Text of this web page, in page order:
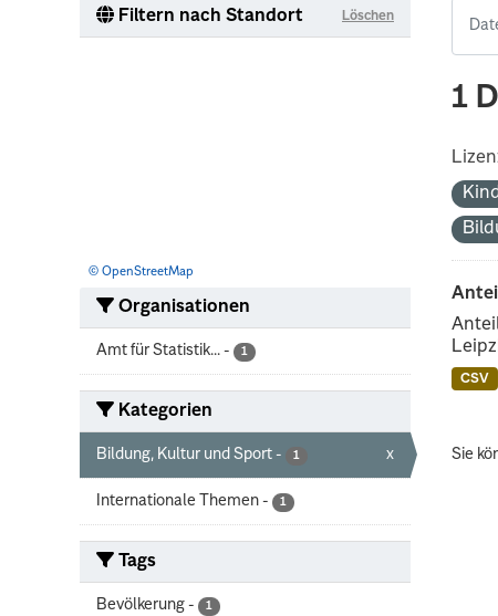
Filtern nach Standort Löschen
© OpenStreetMap
Organisationen
Amt für Statistik... - 1
Kategorien
Bildung, Kultur und Sport - 1 x
Internationale Themen - 1
Tags
Bevölkerung - 1
1
CSV
Sie